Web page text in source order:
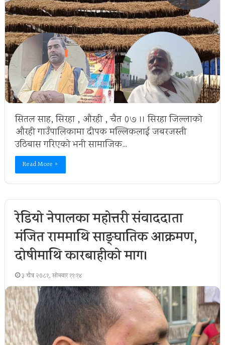
सितल साह, सिरहा , औरही , चैत ०७ ।। सिरहा जिल्लाको
औरही गाउँपालिकामा दीपक मल्लिकलाई जबरजस्ती
उठिबास गरिएको भनी सामाजिक…
Read More »
रेडियो नेपालका महोत्तरी संवाददाता
मंजित राममाथि साङ्घातिक आक्रमण,
दोषीमाथि कारबाहीको माग।
३ चैत्र २०८१, सोमबार ११:१४